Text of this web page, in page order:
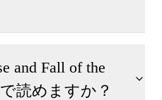
and Fall of the
読めますか？